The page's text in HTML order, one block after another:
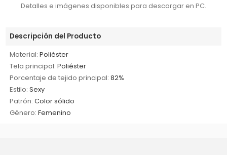
Detalles e imágenes disponibles para descargar en PC.
Descripción del Producto
Material: Poliéster
Tela principal: Poliéster
Porcentaje de tejido principal: 82%
Estilo: Sexy
Patrón: Color sólido
Género: Femenino